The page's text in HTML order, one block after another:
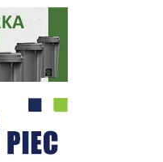
Miasta i Gminy Wieliczka
- Wieliczka